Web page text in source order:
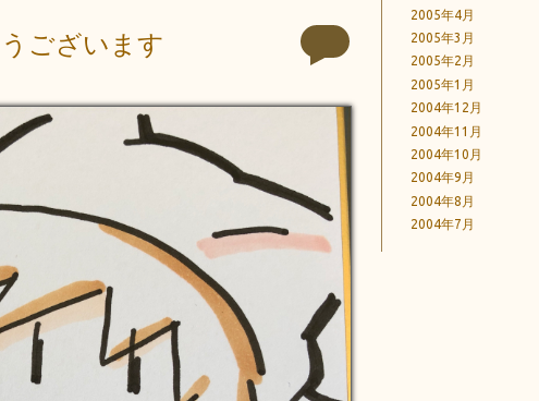
ございます
2005年4月
2005年3月
2005年2月
2005年1月
2004年12月
2004年11月
2004年10月
2004年9月
2004年8月
2004年7月